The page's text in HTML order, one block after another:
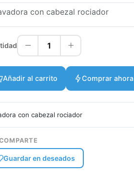
1
Añadir al carrito Comprar ahora
con cabezal rociador
Guardar en deseados